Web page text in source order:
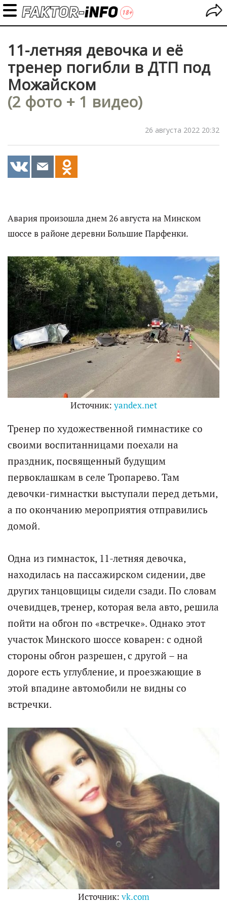
11-летняя девочка и её
тренер погибли в ДТП под
Можайском
(2 фото + 1 видео)
26 августа 2022 20:32
Авария произошла днем 26 августа на Минском
шоссе в районе деревни Большие Парфенки.
Источник:yandex.net
Тренер по художественной гимнастике со
своими воспитанницами поехали на
праздник, посвященный будущим
первоклашкам в селе Тропарево. Там
девочки-гимнастки выступали перед детьми,
а по окончанию мероприятия отправились
домой.
Одна из гимнасток, 11-летняя девочка,
находилась на пассажирском сидении, две
других танцовщицы сидели сзади. По словам
очевидцев, тренер, которая вела авто, решила
пойти на обгон по «встречке». Однако этот
участок Минского шоссе коварен: с одной
стороны обгон разрешен, с другой – на
дороге есть углубление, и проезжающие в
этой впадине автомобили не видны со
встречки.
Источник: vk.com